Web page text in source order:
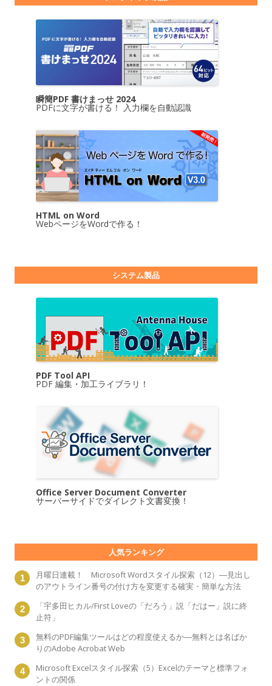
瞬簡PDF 書けまっせ 2024
PDFに文字が書ける！ 入力欄を自動認識
HTML on Word
WebページをWordで作る！
システム製品
PDF Tool API
PDF 編集・加工ライブラリ！
Office Server Document Converter
サーバーサイドでダイレクト文書変換！
人気ランキング
月曜日連載！ Microsoft Wordスタイル探索（12）―見出し
のアウトライン番号の付け方を変更する確実・簡単な方法
「宇多田ヒカル/First Loveの「だろう」説「だはー」説に終
止符」
無料のPDF編集ツールはどの程度使えるか―無料とは名ばか
りのAdobe Acrobat Web
Microsoft Excelスタイル探索（5）Excelのテーマと標準フォ
ントの関係